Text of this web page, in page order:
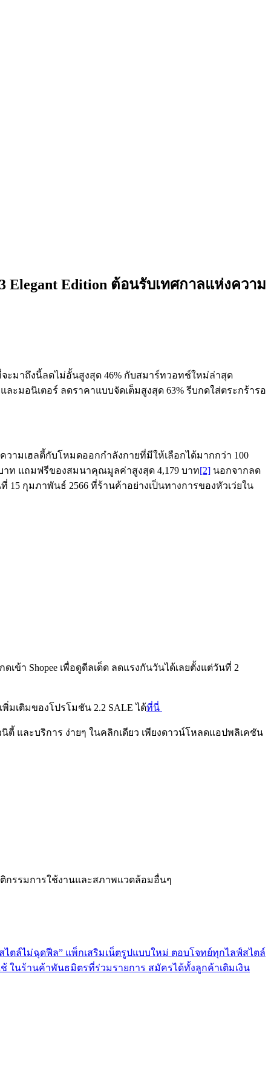
Elegant Edition ต้อนรับเทศกาลแห่งความ
จะมาถึงนี้ลดไม่อั้นสูงสุด 46% กับสมาร์ทวอทช์ใหม่ล่าสุด
ะมอนิเตอร์ ลดราคาแบบจัดเต็มสูงสุด 63% รีบกดใส่ตระกร้ารอ
วามเฮลตี้กับโหมดออกกำลังกายที่มีให้เลือกได้มากกว่า 100
บาท แถมฟรีของสมนาคุณมูลค่าสูงสุด 4,179 บาท[2] นอกจากลด
15 กุมภาพันธ์ 2566 ที่ร้านค้าอย่างเป็นทางการของหัวเว่ยใน
ข้า Shopee เพื่อดูดีลเด็ด ลดแรงกันวันได้เลยตั้งแต่วันที่ 2
มเติมของโปรโมชัน 2.2 SALE ได้ที่นี่
และบริการ ง่ายๆ ในคลิกเดียว เพียงดาวน์โหลดแอปพลิเคชัน
กรรมการใช้งานและสภาพแวดล้อมอื่นๆ
ตล์ไม่ฉุดฟีล” แพ็กเสริมเน็ตรูปแบบใหม่ ตอบโจทย์ทุกไลฟ์สไตล์
ในร้านค้าพันธมิตรที่ร่วมรายการ สมัครได้ทั้งลูกค้าเติมเงิน